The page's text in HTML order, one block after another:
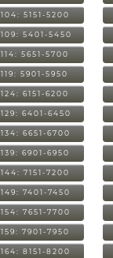
104: 5151-5200
109: 5401-5450
114: 5651-5700
119: 5901-5950
124: 6151-6200
129: 6401-6450
134: 6651-6700
139: 6901-6950
144: 7151-7200
149: 7401-7450
154: 7651-7700
159: 7901-7950
164: 8151-8200